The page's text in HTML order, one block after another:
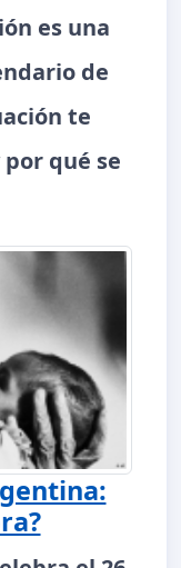
es una
de
te
qué se